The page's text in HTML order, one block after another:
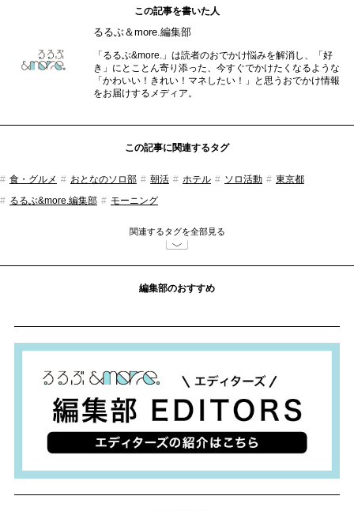
この記事を書いた人
るるぶ＆more.編集部
「るるぶ&more.」は読者のおでかけ悩みを解消し、「好
き」にとことん寄り添った、今すぐでかけたくなるような
「かわいい！きれい！マネしたい！」と思うおでかけ情報
をお届けするメディア。
この記事に関連するタグ
食・グルメ おとなのソロ部 朝活 ホテル ソロ活動
東京都
るるぶ&more.編集部
モーニング
関連するタグを全部見る
編集部のおすすめ